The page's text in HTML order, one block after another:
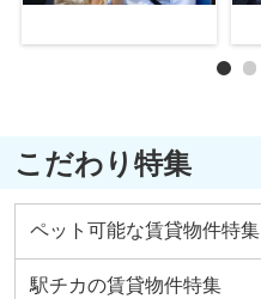
こだわり特集
ペット可能な賃貸物件特集
駅チカの賃貸物件特集